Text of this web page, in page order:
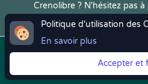
Politique d'utilisation des
En savoir plus
Accepter et
Crenolibre ? N'hésitez pas à
Copyright © 2022Crenolibre, tous